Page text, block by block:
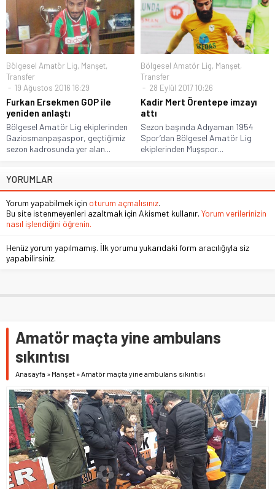
Bölgesel Amatör Lig, Manşet,
Transfer
19 Ağustos 2016 16:29
Furkan Ersekmen GOP ile
yeniden anlaştı
Bölgesel Amatör Lig ekiplerinden
Gaziosmanpaşaspor, geçtiğimiz
sezon kadrosunda yer alan...
Bölgesel Amatör Lig, Manşet,
Transfer
28 Eylül 2017 10:26
Kadir Mert Örentepe imzayı
attı
Sezon başında Adıyaman 1954
Spor’dan Bölgesel Amatör Lig
ekiplerinden Muşspor...
YORUMLAR
Yorum yapabilmek için oturum açmalısınız.
Bu site istenmeyenleri azaltmak için Akismet kullanır. Yorum verilerinizin
nasıl işlendiğini öğrenin.
Henüz yorum yapılmamış. İlk yorumu yukarıdaki form aracılığıyla siz
yapabilirsiniz.
Amatör maçta yine ambulans
sıkıntısı
Anasayfa » Manşet »Amatör maçta yine ambulans sıkıntısı